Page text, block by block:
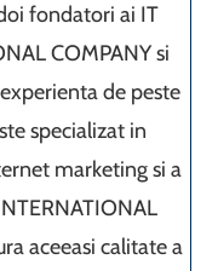
fondatori ai IT
COMPANY si
de peste
specializat in
marketing si a
aceeasi calitate a